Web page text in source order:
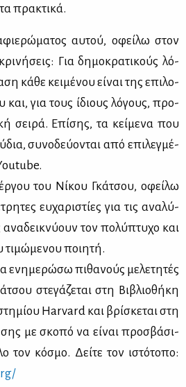
πρα­κτι­κά.
αυ­τού, οφεί­λω στον
Για δη­μο­κρα­τι­κούς λό­
κά­θε κει­μέ­νου εί­ναι της επι­λο­
για τους ίδιους λό­γους, προ­
σει­ρά. Επί­σης, τα κεί­με­να που
συ­νο­δεύ­ο­νται από επι­λεγ­μέ­
του Νί­κου Γκά­τσου, οφεί­λω
ευ­χα­ρι­στί­ες για τις ανα­λύ­
ανα­δει­κνύ­ουν τον πο­λύ­πτυ­χο και
ποι­η­τή.
ενη­με­ρώ­σω πι­θα­νούς με­λε­τη­τές
στε­γά­ζε­ται στη Βι­βλιο­θή­κη
Harvard και βρί­σκε­ται στη
με σκο­πό να εί­ναι προ­σβά­σι­
τον κό­σμο. Δεί­τε τον ιστό­το­πο: